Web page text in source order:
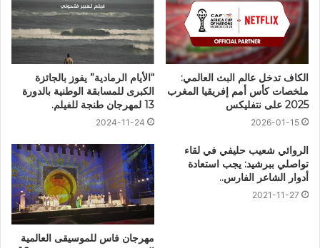
الكاف تدخل عالم البث العالمي:
ملخصات كأس أمم إفريقيا المغرب
2025 على نتفليكس
2026-01-15
“الأيام الرمادية” يفوز بالجائزة
الكبرى للمسابقة الوطنية بالدورة
13 لمهرجان طنجة للفيلم.
2024-11-24
الروائي شعيب حليفي في لقاء
تواصلي ببرشيد: يجب استعادة
أدوار الشاعر الفارس..
2021-11-27
مهرجان فاس للموسيقى العالمية